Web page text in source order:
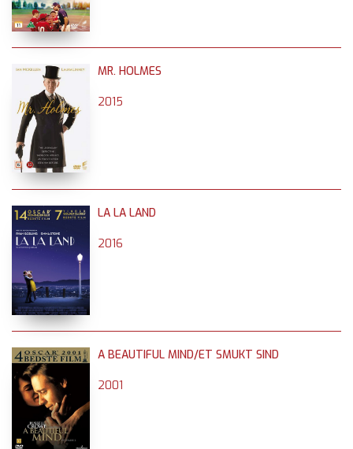
MR. HOLMES
2015
LA LA LAND
2016
A BEAUTIFUL MIND/ET SMUKT SIND
2001